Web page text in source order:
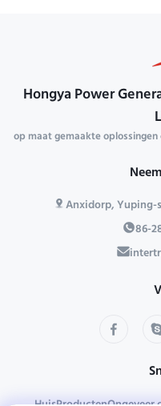
Hongya Power
op maat gemaakte
Anxidorp,
86-